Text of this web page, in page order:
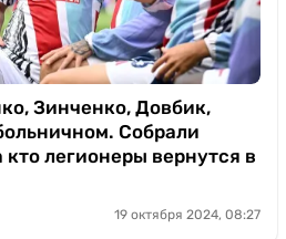
Зинченко, Довбик,
Собрали
легионеры вернутся в
19 октября 2024, 08:27